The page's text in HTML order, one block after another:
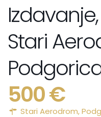
Stari
500 €
Stari Aerodrom,